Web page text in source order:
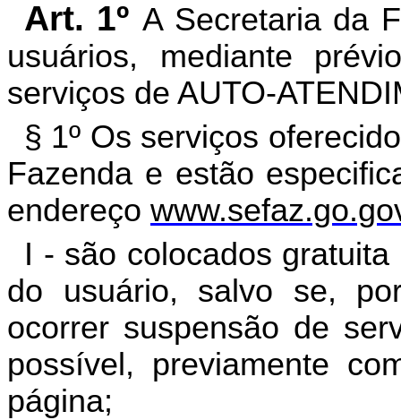
Art. 1ºA Secretaria da
usuários, mediante
serviços de AUTO-
§ 1º Os serviços
Fazenda e estão
endereço
I - são colocados
do usuário, salvo se,
ocorrer suspensão de
possível, previamente
página;